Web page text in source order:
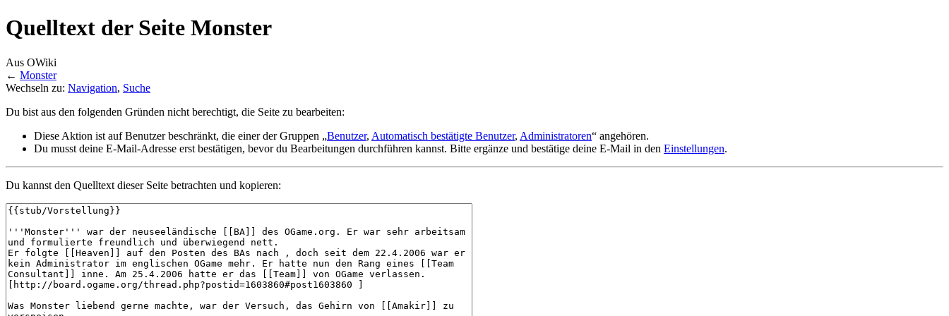
Quelltext der Seite Monster
Aus OWiki
← Monster
Wechseln zu: Navigation, Suche
Du bist aus den folgenden Gründen nicht berechtigt, die Seite zu bearbeiten:
Diese Aktion ist auf Benutzer beschränkt, die einer der Gruppen „Benutzer, Automatisch bestätigte Benutzer, Administratoren“ angehören.
Du musst deine E-Mail-Adresse erst bestätigen, bevor du Bearbeitungen durchführen kannst. Bitte ergänze und bestätige deine E-Mail in den Einstellungen.
Du kannst den Quelltext dieser Seite betrachten und kopieren: